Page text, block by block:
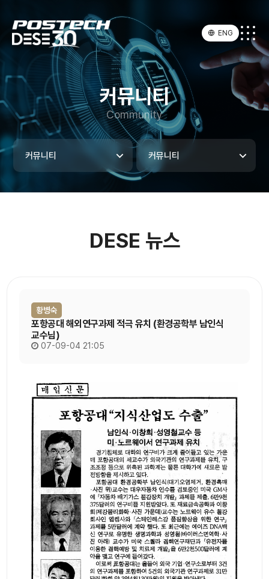
ENG
커뮤니티
Community
커뮤니티 커뮤니티
DESE 뉴스
황병숙
포항공대 해외연구과제 적극 유치 (환경공학부 남인식
교수님)
07-09-04 21:05